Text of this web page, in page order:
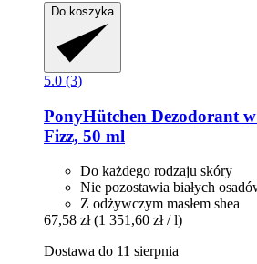
Do koszyka
5.0 (3)
PonyHütchen Dezodorant
Fizz, 50 ml
Do każdego rodzaju skóry
Nie pozostawia białych
Z odżywczym masłem shea
67,58 zł (1 351,60 zł / l)
Dostawa do 11 sierpnia